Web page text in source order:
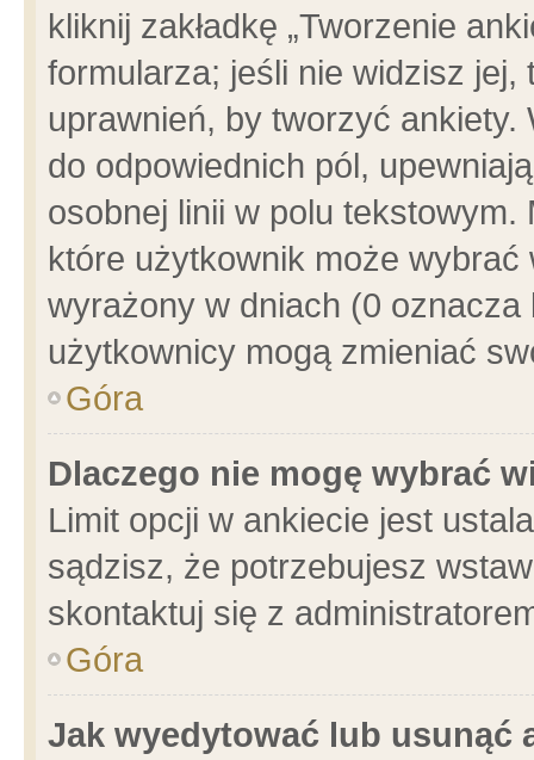
kliknij zakładkę „Tworzenie
formularza; jeśli nie widzisz
uprawnień, by tworzyć ankiety.
do odpowiednich pól,
osobnej linii w polu
które użytkownik może
wyrażony w dniach (0
użytkownicy mogą zmieniać
Góra
Dlaczego nie mogę wybrać
Limit opcji w ankiecie jest
sądzisz, że potrzebujesz
skontaktuj się z
Góra
Jak wyedytować lub usunąć